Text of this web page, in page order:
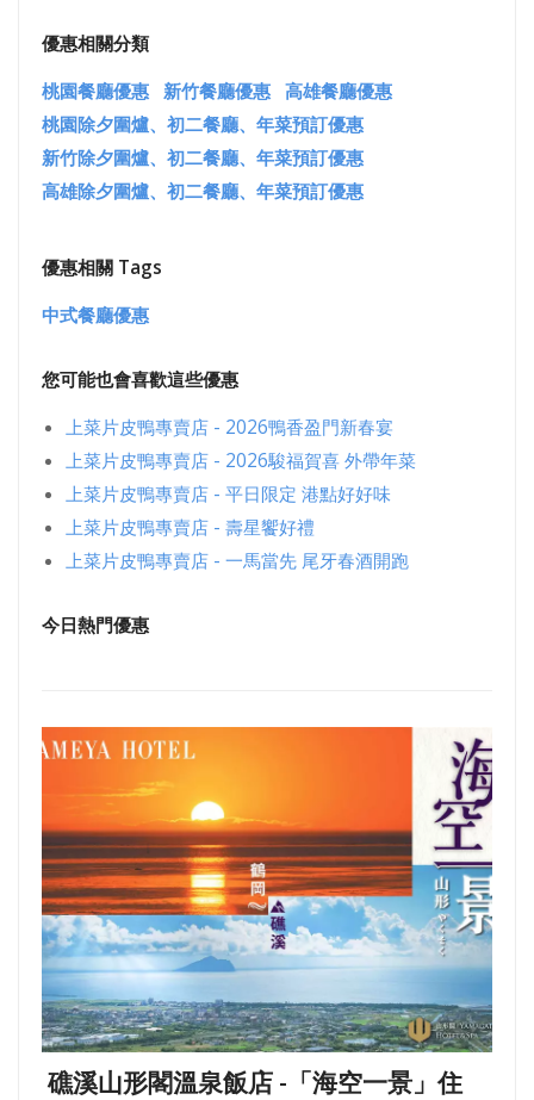
優惠相關分類
桃園餐廳優惠 新竹餐廳優惠 高雄餐廳優惠
桃園除夕圍爐、初二餐廳、年菜預訂優惠
新竹除夕圍爐、初二餐廳、年菜預訂優惠
高雄除夕圍爐、初二餐廳、年菜預訂優惠
優惠相關 Tags
中式餐廳優惠
您可能也會喜歡這些優惠
上菜片皮鴨專賣店 - 2026鴨香盈門新春宴
上菜片皮鴨專賣店 - 2026駿福賀喜 外帶年菜
上菜片皮鴨專賣店 - 平日限定 港點好好味
上菜片皮鴨專賣店 - 壽星饗好禮
上菜片皮鴨專賣店 - 一馬當先 尾牙春酒開跑
今日熱門優惠
礁溪山形閣溫泉飯店 -「海空一景」住